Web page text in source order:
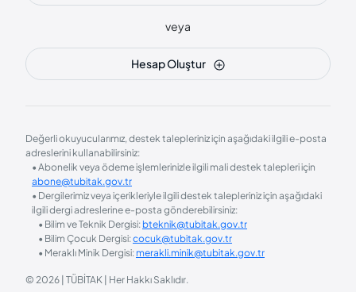
veya
Hesap Oluştur
Değerli okuyucularımız, destek talepleriniz için aşağıdaki ilgili e-posta
adreslerini kullanabilirsiniz:
• Abonelik veya ödeme işlemlerinizle ilgili mali destek talepleri için
abone@tubitak.gov.tr
• Dergilerimiz veya içerikleriyle ilgili destek talepleriniz için aşağıdaki
ilgili dergi adreslerine e-posta gönderebilirsiniz:
• Bilim ve Teknik Dergisi: bteknik@tubitak.gov.tr
• Bilim Çocuk Dergisi:cocuk@tubitak.gov.tr
• Meraklı Minik Dergisi: merakli.minik@tubitak.gov.tr
© 2026 | TÜBİTAK | Her Hakkı Saklıdır.